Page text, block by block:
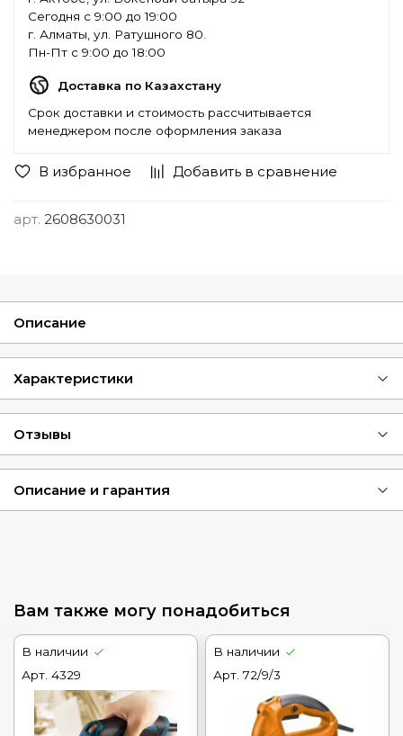
В избранное Добавить в сравнение
арт. 2608630031
Сегодня с 9:00 до 19:00
г. Алматы, ул. Ратушного 80.
Пн-Пт с 9:00 до 18:00
Доставка по Казахстану
Срок доставки и стоимость рассчитывается
менеджером после оформления заказа
Описание
Характеристики
Отзывы
Описание и гарантия
Вам также могу понадобиться
В наличии
Арт. 4329
В наличии
Арт. 72/9/3